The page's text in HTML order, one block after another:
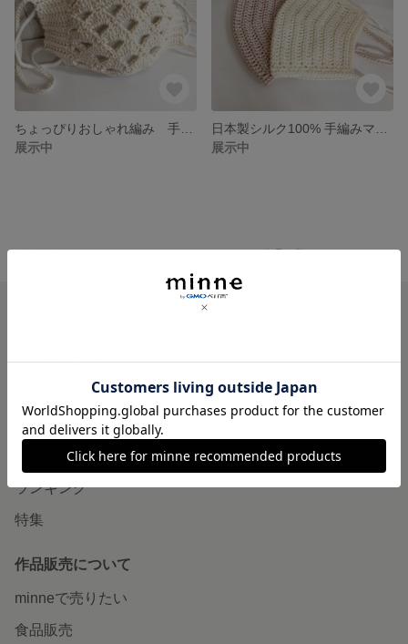
展示中
展示中
minne ホーム ぶきっちょさんのハンドメイド の作品一覧
minneについて
minneで買いたい
作品をさがす
ショップをさがす
ランキング
特集
作品販売について
minneで売りたい
食品販売